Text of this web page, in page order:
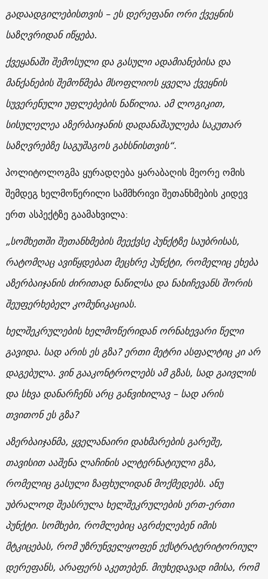
გადაადგილებისთვის – ეს დერეფანი ორი ქვეყნის
საზღვრიდან იწყება.
ქვეყანაში შემოსული და გასული ადამიანებისა და
მანქანების შემოწმება მსოფლიოს ყველა ქვეყნის
სუვერენული უფლებების ნაწილია. ამ ლოგიკით,
სისულელეა აზერბაიჯანის დადანაშაულება საკუთარ
საზღვრებზე საგუშაგოს გახსნისთვის“.
პოლიტოლოგმა ყურადღება ყარაბაღის მეორე ომის
შემდეგ ხელმოწერილი სამმხრივი შეთანხმების კიდევ
ერთ ასპექტზე გაამახვილა:
„სომხეთში შეთანხმების მეექვსე პუნქტზე საუბრისას,
რატომღაც ავიწყდებათ მეცხრე პუნქტი, რომელიც ეხება
აზერბაიჯანის ძირითად ნაწილსა და ნახიჩევანს შორის
შეუფერხებელ კომუნიკაციას.
ხელშეკრულების ხელმოწერიდან ორნახევარი წელი
გავიდა. სად არის ეს გზა? ერთი მეტრი ასფალტიც კი არ
დაგებულა. ვინ გააკონტროლებს ამ გზას, სად გაივლის
და სხვა დანარჩენს არც განვიხილავ – სად არის
თვითონ ეს გზა?
აზერბაიჯანმა, ყველანაირი დახმარების გარეშე,
თავისით ააშენა ლაჩინის ალტერნატიული გზა,
რომელიც გასული ზაფხულიდან მოქმედებს. ანუ
უბრალოდ შეასრულა ხელშეკრულების ერთ-ერთი
პუნქტი. სომხები, რომლებიც აგრძელებენ იმის
მტკიცებას, რომ უზრუნველყოფენ ექსტრატერიტორიულ
დერეფანს, არაფერს აკეთებენ. მიუხედავად იმისა, რომ